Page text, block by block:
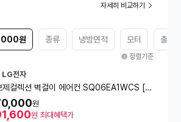
자세히 비교하기
원 종류 냉방면적 모터 출시
정렬기준
LG전자
제컬렉션 벽걸이 에어컨 SQ06EA1WCS [냉
㎥] 실외기포함 [전국설치비동일]
원
원 최대혜택가